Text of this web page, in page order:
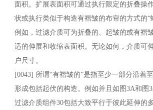
面积。扩展表面积可通过执行限定的折叠操
状或执行类似于构造有褶皱的布帘的方式的“
例如，过滤介质可为折叠的、起皱的或有褶
适的伸展和收缩表面积。无论如何，介质可
户尺寸。
[0043] 所谓“有褶皱的”是指至少一部分沿着
形成包括起伏的构造。例如并且如图3A和图
过滤介质组件30包括大致平行于彼此延伸的